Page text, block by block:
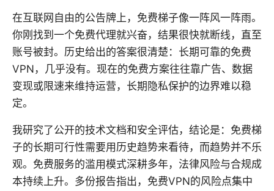
在互联网自由的公告牌上，免费梯子像一阵风一阵雨。
你刚找到一个免费代理就兴奋，结果很快就断线，直至
账号被封。历史给出的答案很清楚：长期可靠的免费
VPN，几乎没有。现在的免费方案往往靠广告、数据
变现或限速来维持运营，长期隐私保护的边界难以稳
定。
我研究了公开的技术文档和安全评估，结论是：免费梯
子的长期可行性需要用历史趋势来看待，而趋势并不乐
观。免费服务的滥用模式深耕多年，法律风险与合规成
本持续上升。多份报告指出，免费VPN的风险点集中